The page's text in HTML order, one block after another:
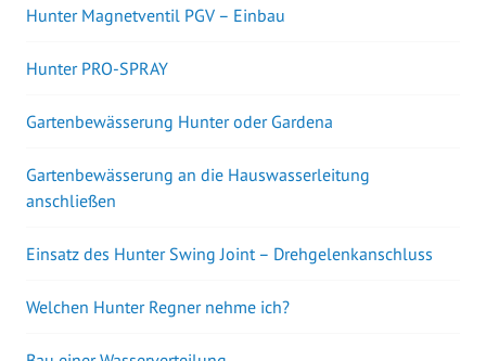
Hunter Magnetventil PGV – Einbau
Hunter PRO-SPRAY
Gartenbewässerung Hunter oder Gardena
Gartenbewässerung an die Hauswasserleitung
anschließen
Einsatz des Hunter Swing Joint – Drehgelenkanschluss
Welchen Hunter Regner nehme ich?